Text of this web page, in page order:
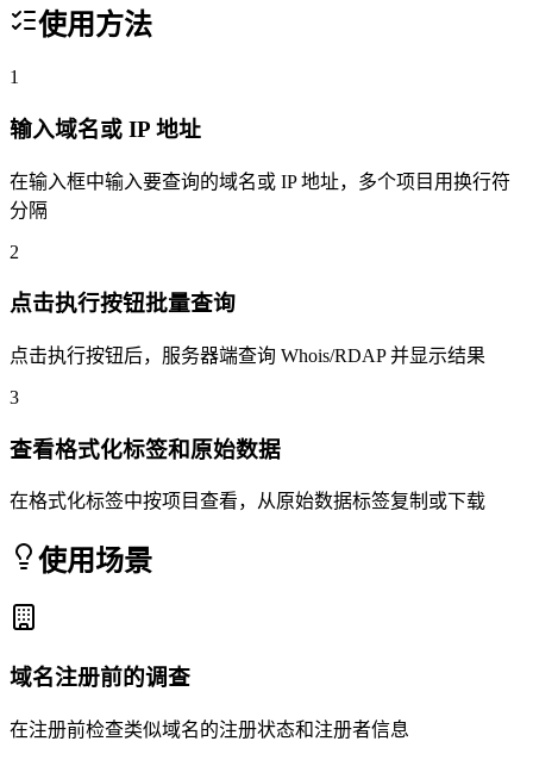
使用方法
1
输入域名或 IP 地址
在输入框中输入要查询的域名或 IP 地址，多个项目用换行符
分隔
2
点击执行按钮批量查询
点击执行按钮后，服务器端查询 Whois/RDAP 并显示结果
3
查看格式化标签和原始数据
在格式化标签中按项目查看，从原始数据标签复制或下载
使用场景
域名注册前的调查
在注册前检查类似域名的注册状态和注册者信息